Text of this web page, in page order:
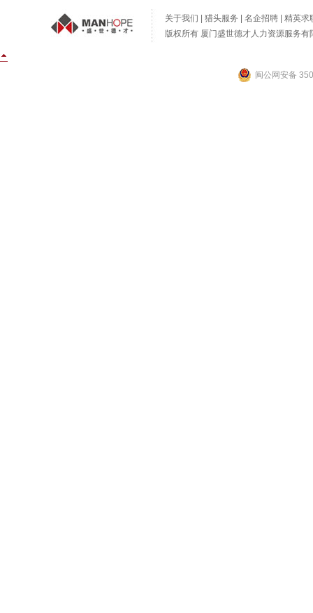
关于我们 猎头服务 名企招聘
精英求
版权所有 厦门盛世德才人力资源服务
闽公网安备